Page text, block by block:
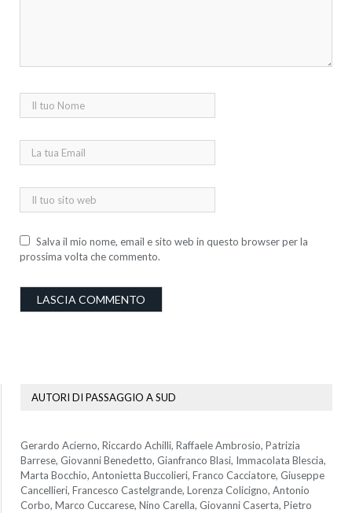
Salva il mio nome, email e sito web in questo browser per la
prossima volta che commento.
AUTORI DI PASSAGGIO A SUD
Gerardo Acierno, Riccardo Achilli, Raffaele Ambrosio, Patrizia
Barrese, Giovanni Benedetto, Gianfranco Blasi, Immacolata Blescia,
Marta Bocchio, Antonietta Buccolieri, Franco Cacciatore, Giuseppe
Cancellieri, Francesco Castelgrande, Lorenza Colicigno, Antonio
Corbo, Marco Cuccarese, Nino Carella, Giovanni Caserta, Pietro